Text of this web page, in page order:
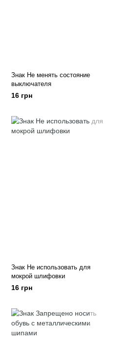
Знак Не менять состояние
выключателя
16 грн
Знак Не использовать для
мокрой шлифовки
16 грн